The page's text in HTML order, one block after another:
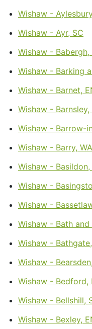
Wishaw -
Wishaw - Ayr, SC
Wishaw - Babergh,
Wishaw - Barking
Wishaw - Barnet,
Wishaw - Barnsley,
Wishaw - Barrow-
Wishaw - Barry, WA
Wishaw - Basildon,
Wishaw -
Wishaw -
Wishaw - Bath
Wishaw -
Wishaw -
Wishaw - Bedford,
Wishaw - Bellshill,
Wishaw - Bexley,